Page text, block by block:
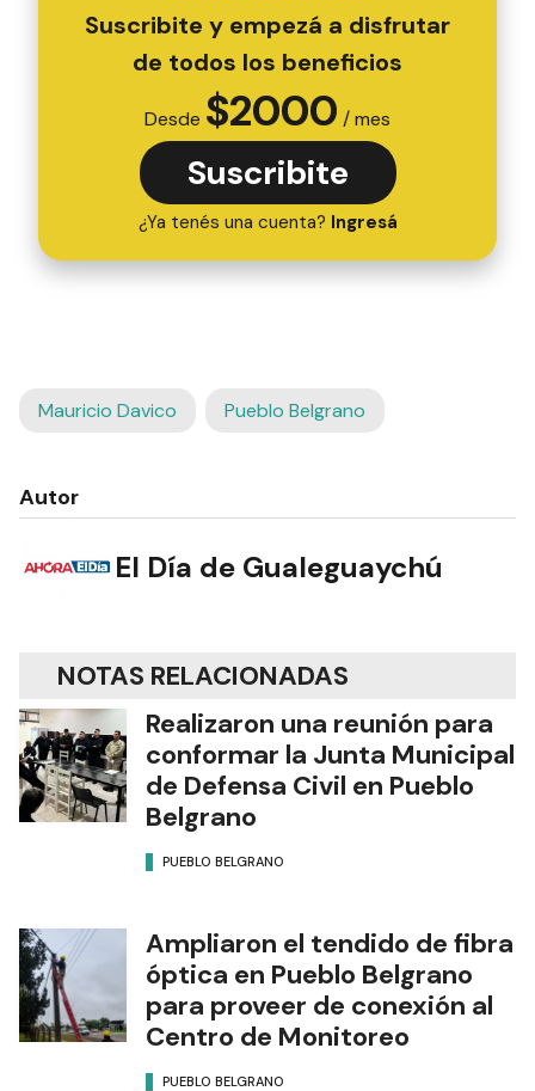
Suscribite y empezá a disfrutar
de todos los beneficios
Desde $2000 / mes
Suscribite
¿Ya tenés una cuenta? Ingresá
Mauricio Davico Pueblo Belgrano
Autor
El Día de Gualeguaychú
NOTAS RELACIONADAS
Realizaron una reunión para
conformar la Junta Municipal
de Defensa Civil en Pueblo
Belgrano
PUEBLO BELGRANO
Ampliaron el tendido de fibra
óptica en Pueblo Belgrano
para proveer de conexión al
Centro de Monitoreo
PUEBLO BELGRANO